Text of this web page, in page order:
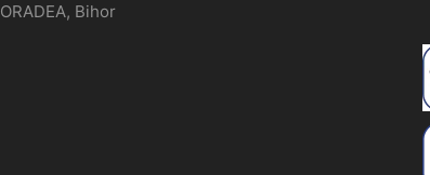
ORADEA, Bihor